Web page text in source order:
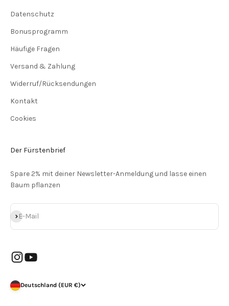
Datenschutz
Bonusprogramm
Häufige Fragen
Versand & Zahlung
Widerruf/Rücksendungen
Kontakt
Cookies
Der Fürstenbrief
Spare 2% mit deiner Newsletter-Anmeldung und lasse einen
Baum pflanzen
E-Mail
Abonnieren
Deutschland (EUR €)